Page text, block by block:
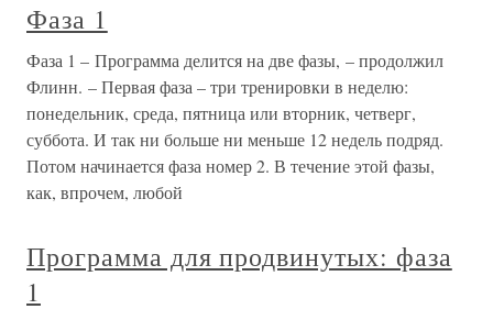
Фаза 1
Фаза 1 – Программа делится на две фазы, – продолжил
Флинн. – Первая фаза – три тренировки в неделю:
понедельник, среда, пятница или вторник, четверг,
суббота. И так ни больше ни меньше 12 недель подряд.
Потом начинается фаза номер 2. В течение этой фазы,
как, впрочем, любой
Программа для продвинутых: фаза
1